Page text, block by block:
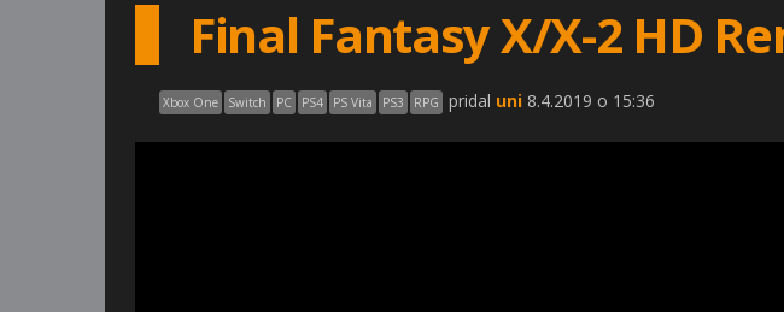
Final Fantasy X/X-2 HD
Xbox One Switch PC PS4 PS Vita PS3 RPG pridal uni 8.4.2019 o 15:36